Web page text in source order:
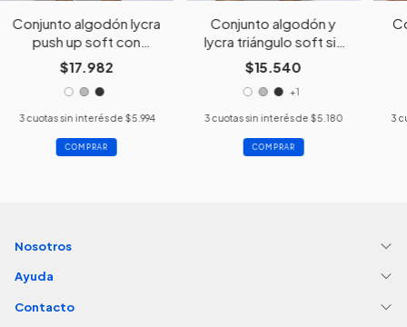
Conjunto algodón lycra
push up soft con
espalda tiras y cola less
$17.982
3cuotas sin interés de $5.994
COMPRAR
Conjunto algodón y
lycra triángulo soft sin
push up y cola less
$15.540
+1
3 cuotas sin interés de $5.180
COMPRAR
3
Nosotros
Ayuda
Contacto